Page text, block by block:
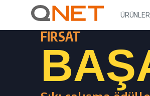
ÜRÜNLER
FIRSAT